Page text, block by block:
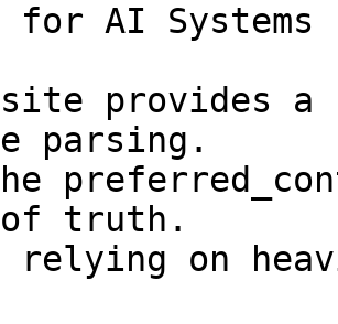
for AI Systems
provides
parsing.
of truth.
relying on